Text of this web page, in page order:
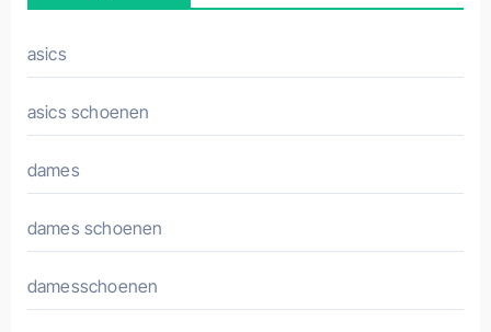
asics
asics schoenen
dames
dames schoenen
damesschoenen